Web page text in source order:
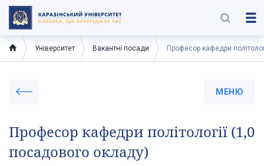
Університет Вакантні посади Професор кафедри
МЕНЮ
Професор кафедри політології (1,0
посадового окладу)